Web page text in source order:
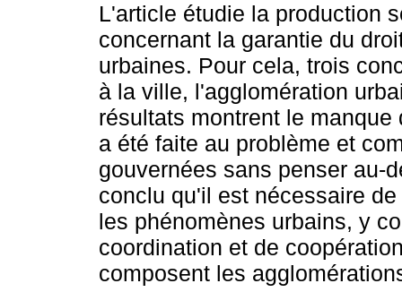
L'article étudie la production
concernant la garantie du
urbaines. Pour cela, trois
à la ville, l'agglomération
résultats montrent le
a été faite au problème et
gouvernées sans penser au-
conclu qu'il est nécessaire
les phénomènes urbains, y
coordination et de
composent les